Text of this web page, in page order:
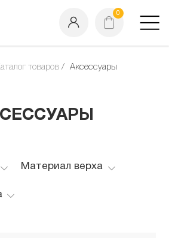
0
товаров Аксессуары
Материал верха